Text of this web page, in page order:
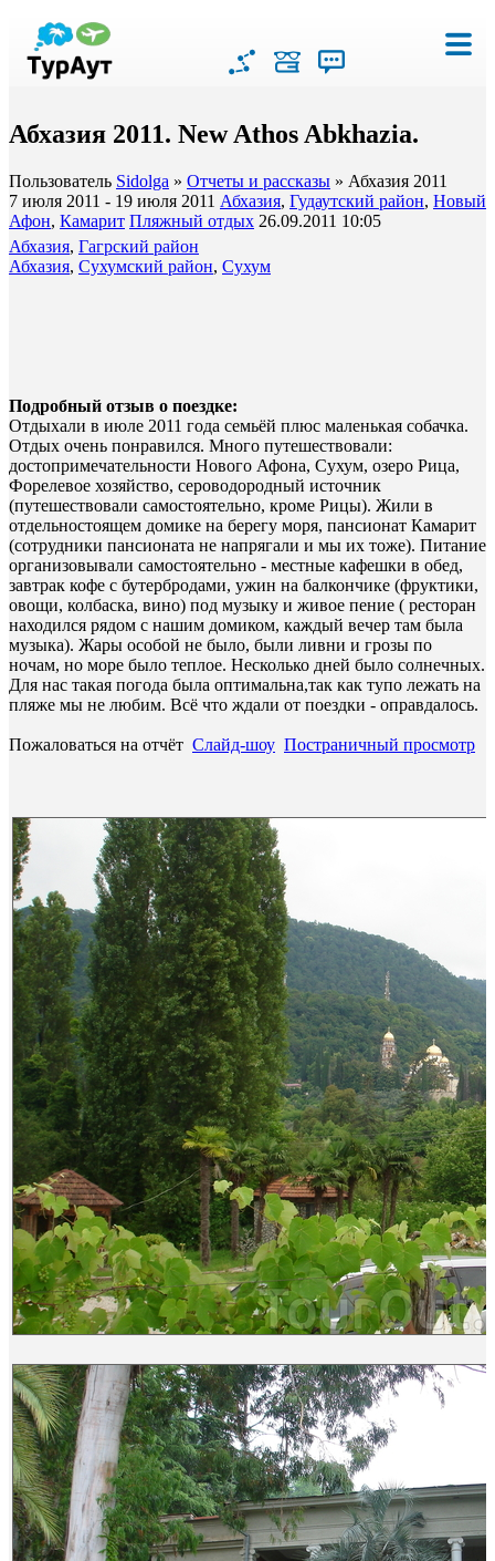
Абхазия 2011. New Athos Abkhazia.
Пользователь Sidolga » Отчеты и рассказы » Абхазия 2011
7 июля 2011 - 19 июля 2011 Абхазия, Гудаутский район, Новый
Афон, Камарит Пляжный отдых 26.09.2011 10:05
Абхазия, Гагрский район
Абхазия, Сухумский район, Сухум
Подробный отзыв о поездке:
Отдыхали в июле 2011 года семьёй плюс маленькая собачка.
Отдых очень понравился. Много путешествовали:
достопримечательности Нового Афона, Сухум, озеро Рица,
Форелевое хозяйство, сероводородный источник
(путешествовали самостоятельно, кроме Рицы). Жили в
отдельностоящем домике на берегу моря, пансионат Камарит
(сотрудники пансионата не напрягали и мы их тоже). Питание
организовывали самостоятельно - местные кафешки в обед,
завтрак кофе с бутербродами, ужин на балкончике (фруктики,
овощи, колбаска, вино) под музыку и живое пение ( ресторан
находился рядом с нашим домиком, каждый вечер там была
музыка). Жары особой не было, были ливни и грозы по
ночам, но море было теплое. Несколько дней было солнечных.
Для нас такая погода была оптимальна,так как тупо лежать на
пляже мы не любим. Всё что ждали от поездки - оправдалось.
Пожаловаться на отчёт Слайд-шоу Постраничный просмотр